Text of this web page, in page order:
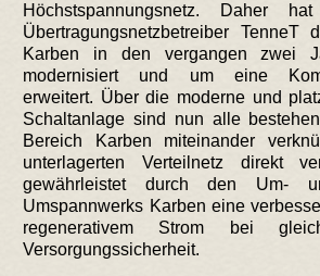
Höchstspannungsnetz. Daher
Übertragungsnetzbetreiber TenneT
Karben in den vergangen zwei
modernisiert und um eine
erweitert. Über die moderne und
Schaltanlage sind nun alle
Bereich Karben miteinander
unterlagerten Verteilnetz direkt
gewährleistet durch den Um-
Umspannwerks Karben eine
regenerativem Strom bei
Versorgungssicherheit.